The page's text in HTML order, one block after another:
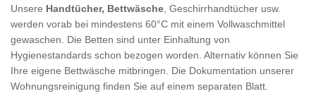
Unsere Handtücher, Bettwäsche , Geschirrhandtücher usw.
werden vorab bei mindestens 60°C mit einem Vollwaschmittel
gewaschen. Die Betten sind unter Einhaltung von
Hygienestandards schon bezogen worden. Alternativ können Sie
Ihre eigene Bettwäsche mitbringen. Die Dokumentation unserer
Wohnungsreinigung finden Sie auf einem separaten Blatt.